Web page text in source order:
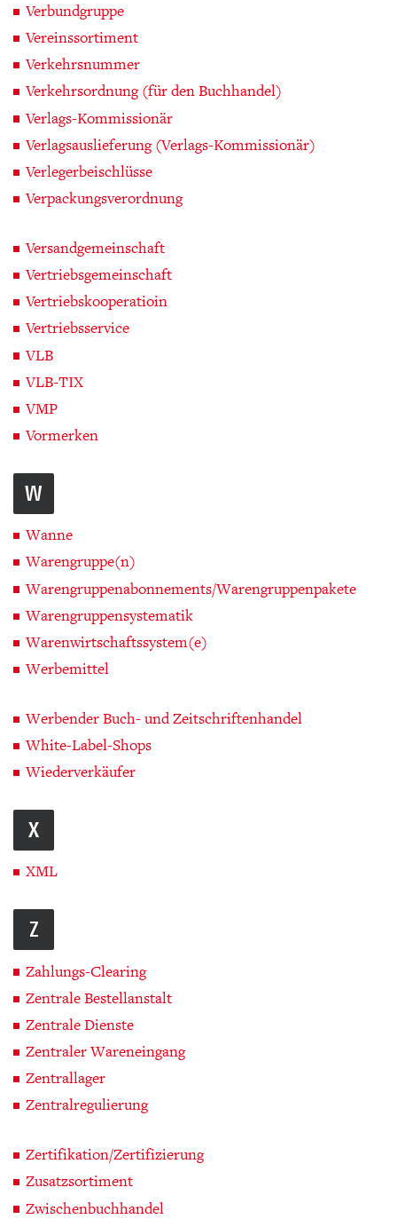
Verbundgruppe
Vereinssortiment
Verkehrsnummer
Verkehrsordnung (für den Buchhandel)
Verlags-Kommissionär
Verlagsauslieferung (Verlags-Kommissionär)
Verlegerbeischlüsse
Verpackungsverordnung
Versandgemeinschaft
Vertriebsgemeinschaft
Vertriebskooperatioin
Vertriebsservice
VLB
VLB-TIX
VMP
Vormerken
W
Wanne
Warengruppe(n)
Warengruppenabonnements/Warengruppenpakete
Warengruppensystematik
Warenwirtschaftssystem(e)
Werbemittel
Werbender Buch- und Zeitschriftenhandel
White-Label-Shops
Wiederverkäufer
X
XML
Z
Zahlungs-Clearing
Zentrale Bestellanstalt
Zentrale Dienste
Zentraler Wareneingang
Zentrallager
Zentralregulierung
Zertifikation/Zertifizierung
Zusatzsortiment
Zwischenbuchhandel